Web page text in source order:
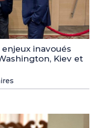
inavoués
Kiev et